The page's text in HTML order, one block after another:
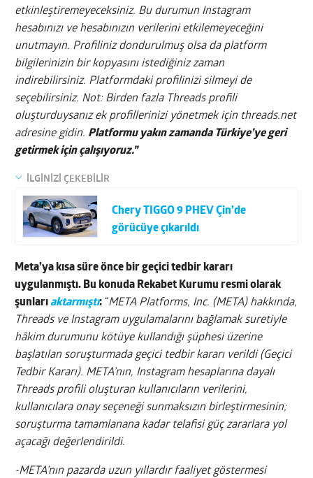
etkinleştiremeyeceksiniz. Bu durumun Instagram
hesabınızı ve hesabınızın verilerini etkilemeyeceğini
unutmayın. Profiliniz dondurulmuş olsa da platform
bilgilerinizin bir kopyasını istediğiniz zaman
indirebilirsiniz. Platformdaki profilinizi silmeyi de
seçebilirsiniz. Not: Birden fazla Threads profili
oluşturduysanız ek profillerinizi yönetmek için threads.net
adresine gidin. Platformu yakın zamanda Türkiye’ye geri
getirmek için çalışıyoruz.”
İLGİNİZİ ÇEKEBİLİR
Chery TIGGO 9 PHEV Çin’de
görücüye çıkarıldı
Meta’ya kısa süre önce bir geçici tedbir kararı
uygulanmıştı. Bu konuda Rekabet Kurumu resmi olarak
şunları aktarmıştı: “META Platforms, Inc. (META) hakkında,
Threads ve Instagram uygulamalarını bağlamak suretiyle
hâkim durumunu kötüye kullandığı şüphesi üzerine
başlatılan soruşturmada geçici tedbir kararı verildi (Geçici
Tedbir Kararı). META’nın, Instagram hesaplarına dayalı
Threads profili oluşturan kullanıcıların verilerini,
kullanıcılara onay seçeneği sunmaksızın birleştirmesinin;
soruşturma tamamlanana kadar telafisi güç zararlara yol
açacağı değerlendirildi.
-META’nın pazarda uzun yıllardır faaliyet göstermesi